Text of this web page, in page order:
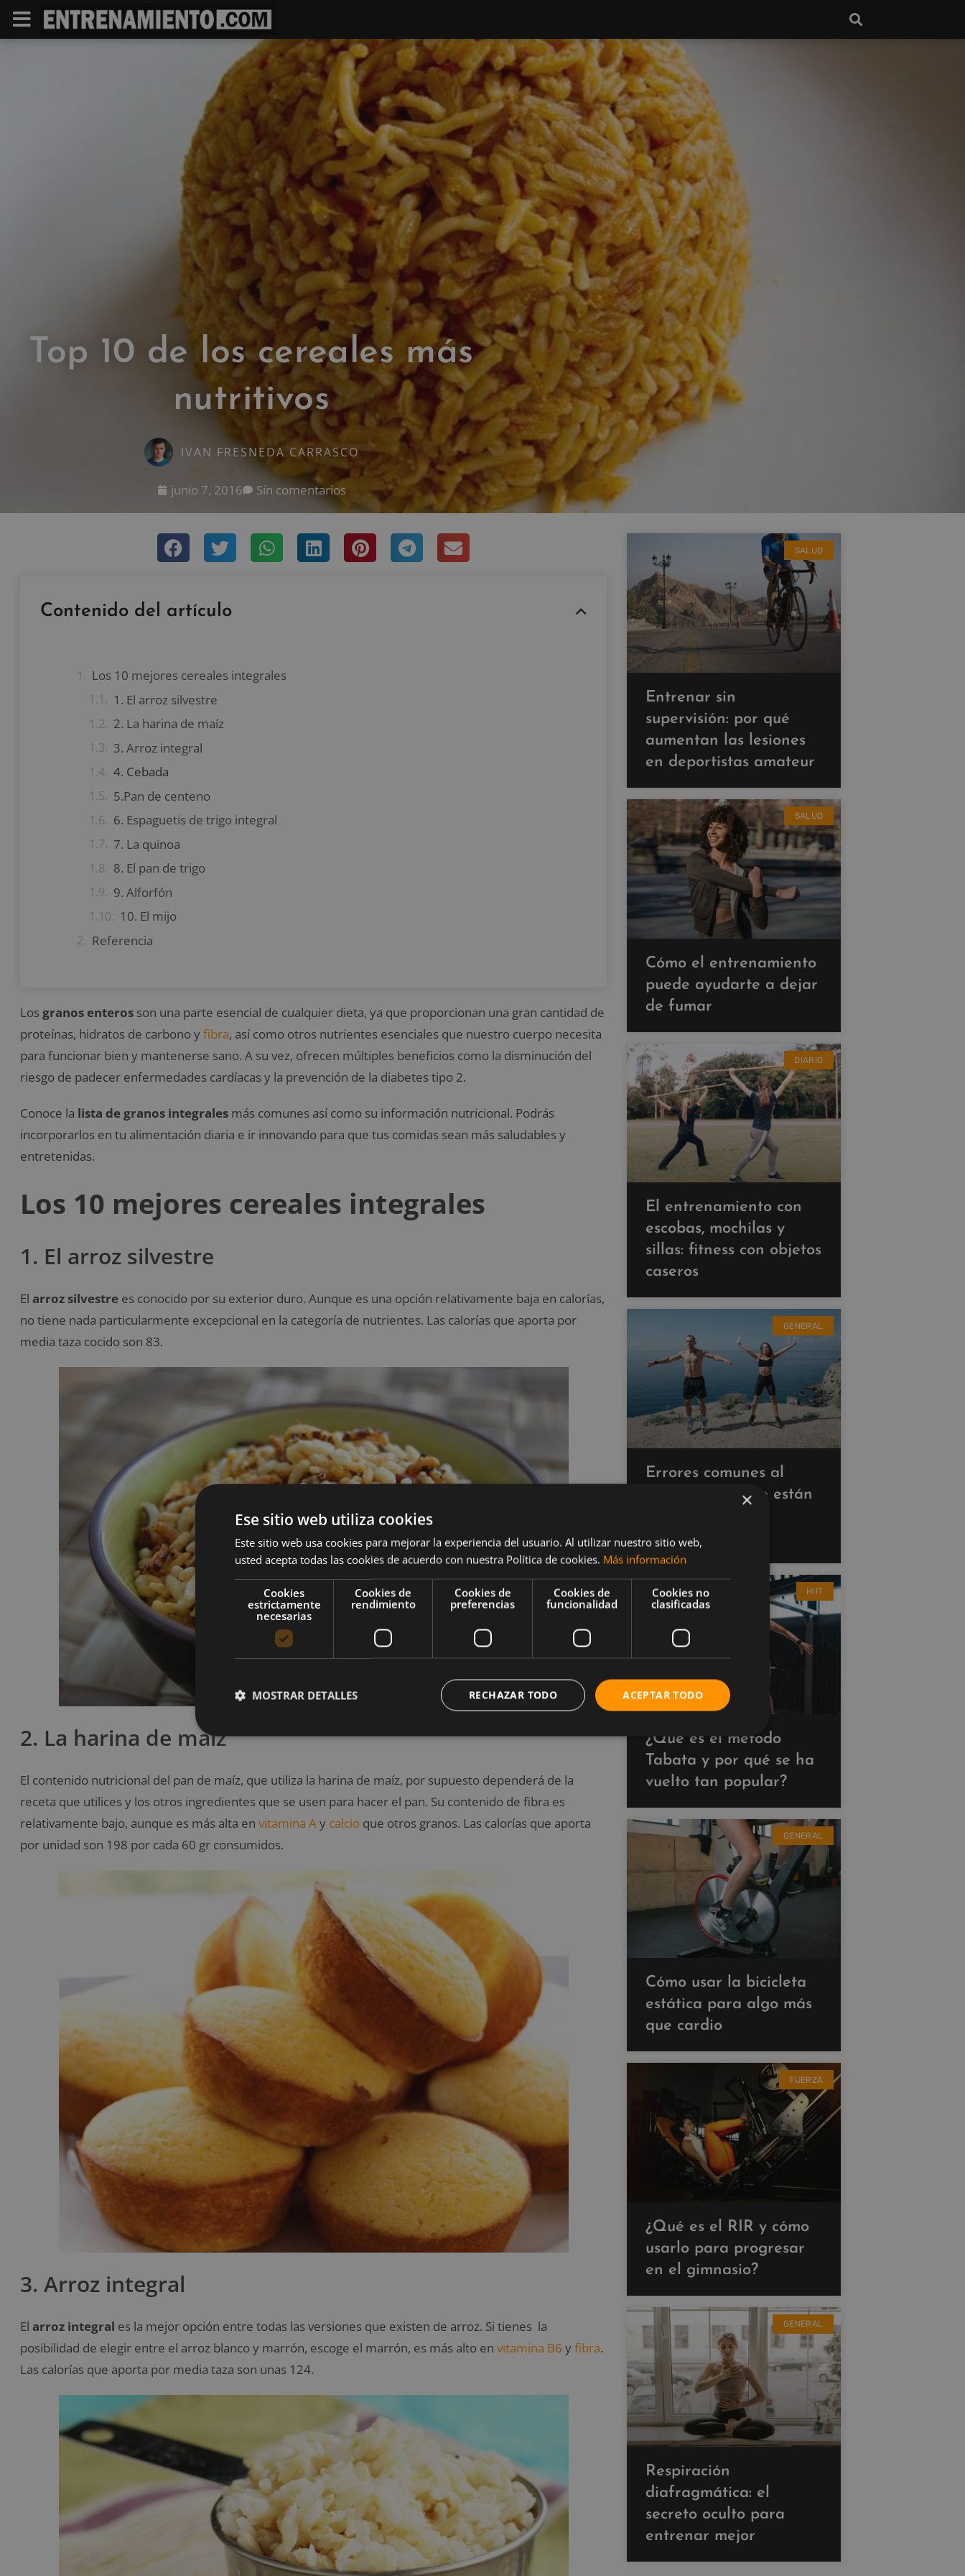
Top 10 de los cereales más
nutritivos
IVAN FRESNEDA CARRASCO
junio 7, 2016 Sin comentarios
Contenido del artículo
Los 10 mejores cereales integrales
1. El arroz silvestre
2. La harina de maíz
3. Arroz integral
4. Cebada
5.Pan de centeno
6. Espaguetis de trigo integral
7. La quinoa
8. El pan de trigo
9. Alforfón
10. El mijo
Referencia
Los granos enteros son una parte esencial de cualquier dieta, ya que proporcionan una gran cantidad de
proteínas, hidratos de carbono yfibra, así como otros nutrientes esenciales que nuestro cuerpo necesita
para funcionar bien y mantenerse sano. A su vez, ofrecen múltiples beneficios como la disminución del
riesgo de padecer enfermedades cardíacas y la prevención de la diabetes tipo 2.
Conoce la lista de granos integrales más comunes así como su información nutricional. Podrás
incorporarlos en tu alimentación diaria e ir innovando para que tus comidas sean más saludables y
entretenidas.
Los 10 mejores cereales integrales
1. El arroz silvestre
El arroz silvestre es conocido por su exterior duro. Aunque es una opción relativamente baja en calorías,
no tiene nada particularmente excepcional en la categoría de nutrientes. Las calorías que aporta por
media taza cocido son 83.
2. La harina de maíz
El contenido nutricional del pan de maíz, que utiliza la harina de maíz, por supuesto dependerá de la
receta que utilices y los otros ingredientes que se usen para hacer el pan. Su contenido de fibra es
relativamente bajo, aunque es más alta en vitamina Ay calcio que otros granos. Las calorías que aporta
por unidad son 198 por cada 60 gr consumidos.
3. Arroz integral
El arroz integral es la mejor opción entre todas las versiones que existen de arroz. Si tienes la
posibilidad de elegir entre el arroz blanco y marrón, escoge el marrón, es más alto en vitamina B6 yfibra.
Las calorías que aporta por media taza son unas 124.
SALUD
Entrenar sin
supervisión: por qué
aumentan las lesiones
en deportistas amateur
SALUD
Cómo el entrenamiento
puede ayudarte a dejar
de fumar
DIARIO
El entrenamiento con
escobas, mochilas y
sillas: fitness con objetos
caseros
GENERAL
Errores comunes al
hacer cardio que están
resultados
HIIT
¿Qué es el método
Tabata y por qué se ha
vuelto tan popular?
GENERAL
Cómo usar la bicicleta
estática para algo más
que cardio
FUERZA
¿Qué es el RIR y cómo
usarlo para progresar
en el gimnasio?
GENERAL
Respiración
diafragmática: el
secreto oculto para
entrenar mejor
×
Ese sitio web utiliza cookies
Este sitio web usa cookies para mejorar la experiencia del usuario. Al utilizar nuestro sitio web,
usted acepta todas las cookies de acuerdo con nuestra Política de cookies. Más información
Cookies
estrictamente
necesarias
Cookies de
rendimiento
Cookies de
preferencias
Cookies de
funcionalidad
Cookies no
clasificadas
ACEPTAR TODO
RECHAZAR TODO
MOSTRAR DETALLES